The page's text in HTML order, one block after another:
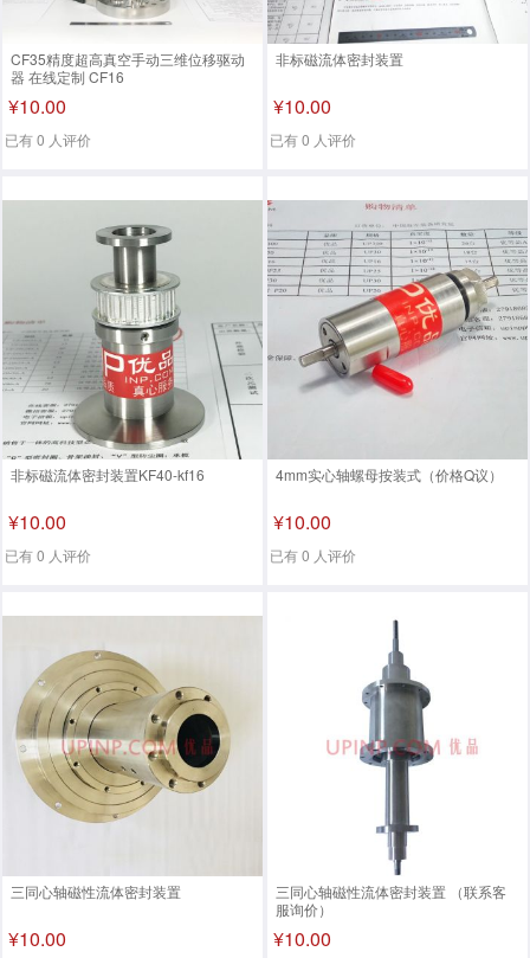
CF35精度超高真空手动三维位移驱动
器 在线定制 CF16
¥10.00
已有 0 人评价
非标磁流体密封装置
¥10.00
已有 0 人评价
非标磁流体密封装置KF40-kf16
¥10.00
已有 0 人评价
4mm实心轴螺母按装式（价格Q议）
¥10.00
已有 0 人评价
三同心轴磁性流体密封装置
¥10.00
三同心轴磁性流体密封装置 （联系客
服询价）
¥10.00